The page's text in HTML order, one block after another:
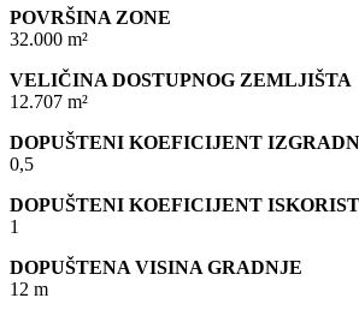
POVRŠINA ZONE
32.000 m²
VELIČINA DOSTUPNOG ZEMLJIŠTA
12.707 m²
DOPUŠTENI KOEFICIJENT
0,5
DOPUŠTENI KOEFICIJENT
1
DOPUŠTENA VISINA GRADNJE
12 m